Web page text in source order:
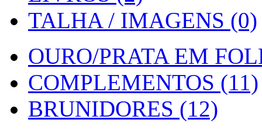
TALHA / IMAGENS (0)
OURO/PRATA EM
COMPLEMENTOS (11)
BRUNIDORES (12)